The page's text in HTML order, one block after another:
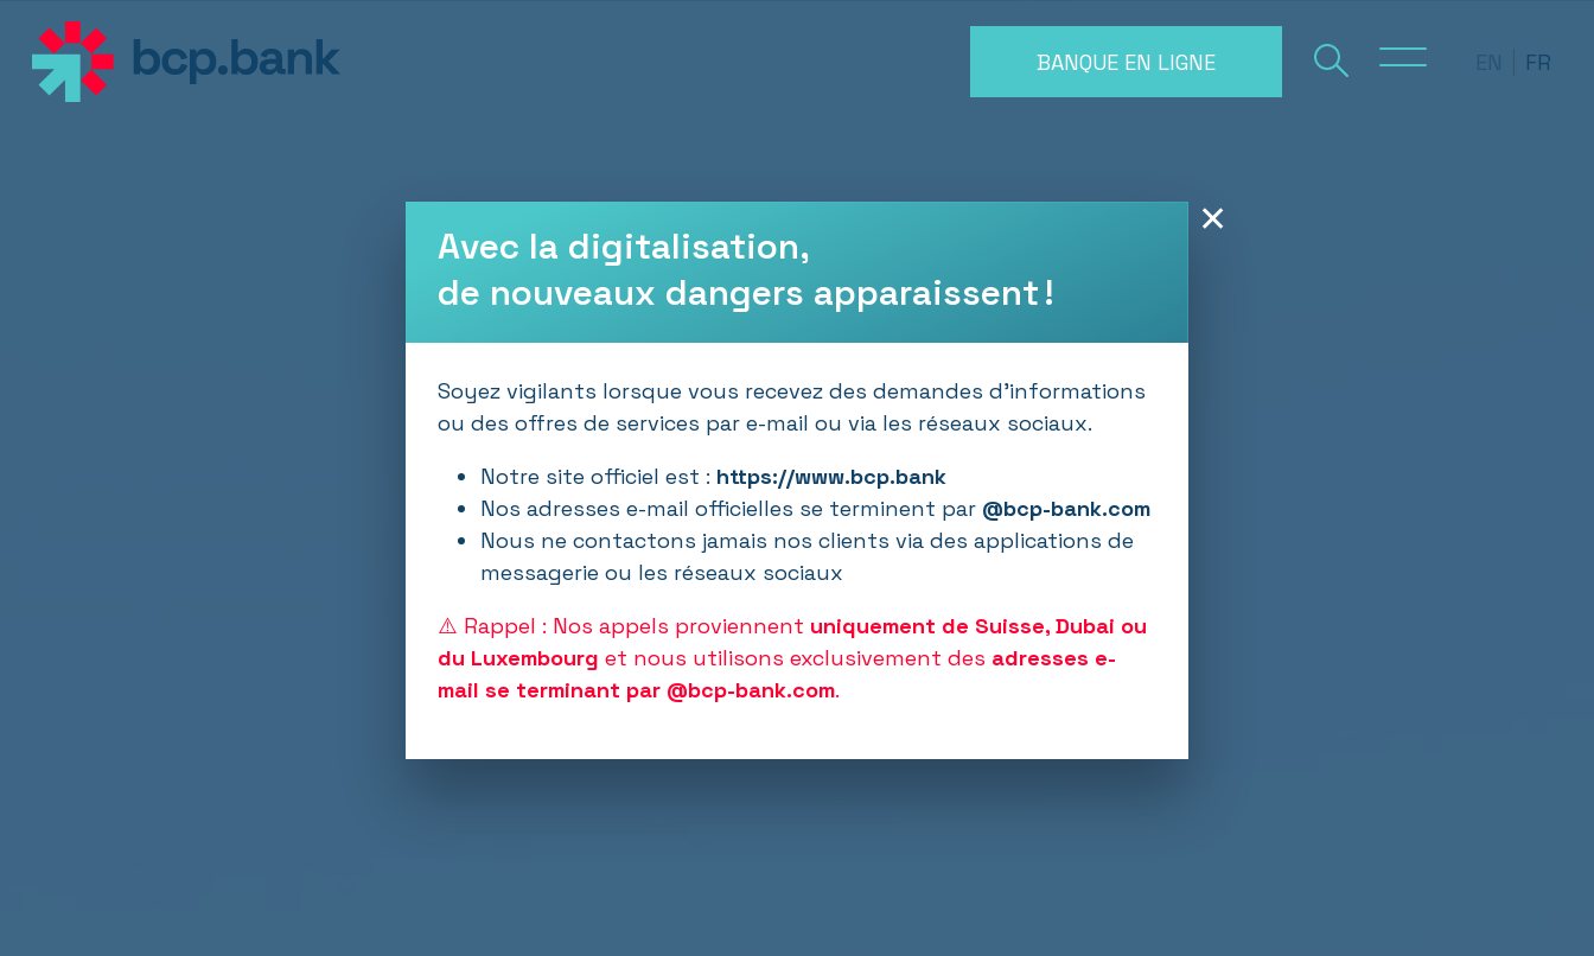
Aller au contenu principal
BANQUE EN LIGNE
FR
Avec la digitalisation,
de nouveaux dangers apparaissent !
Soyez vigilants lorsque vous recevez des demandes d’informations
ou des offres de services par e-mail ou via les réseaux sociaux.
Notre site officiel est : https://www.bcp.bank
Nos adresses e-mail officielles se terminent par @bcp-bank.com
Nous ne contactons jamais nos clients via des applications de
messagerie ou les réseaux sociaux
⚠️ Rappel : Nos appels proviennent uniquement de Suisse, Dubai ou
du Luxembourg et nous utilisons exclusivement des adresses e-
mail se terminant par @bcp-bank.com.
✕